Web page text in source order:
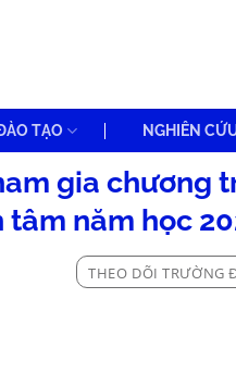
TẠO NGHIÊN
gia chương
tâm năm học
THEO DÕI TRƯỜNG